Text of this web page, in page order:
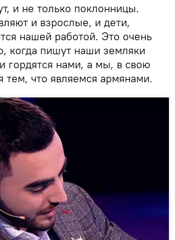
и не только поклонницы.
и взрослые, и дети,
нашей работой. Это очень
когда пишут наши земляки
гордятся нами, а мы, в свою
тем, что являемся армянами.